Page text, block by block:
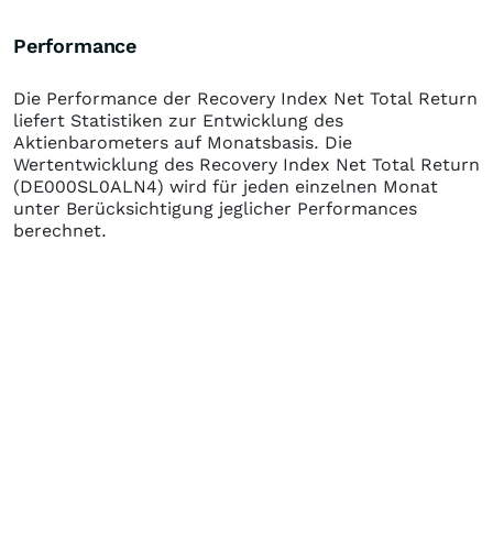
Performance
Die Performance der Recovery Index Net Total Return
liefert Statistiken zur Entwicklung des
Aktienbarometers auf Monatsbasis. Die
Wertentwicklung des Recovery Index Net Total Return
(DE000SL0ALN4) wird für jeden einzelnen Monat
unter Berücksichtigung jeglicher Performances
berechnet.